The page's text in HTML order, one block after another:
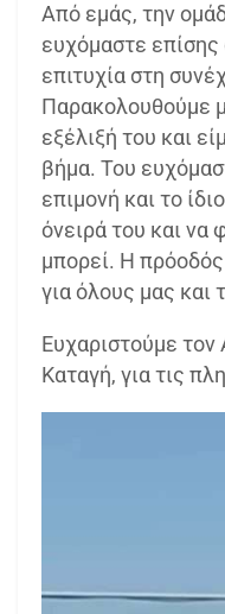
Από εμάς, την
ευχόμαστε
επιτυχία στη
Παρακολουθούμε
εξέλιξή του και
βήμα. Του
επιμονή και το
όνειρά του και να
μπορεί. Η
για όλους μας και
Ευχαριστούμε
Καταγή, για τις